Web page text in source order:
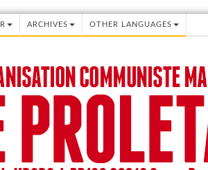
ARCHIVES OTHER LANGUAGES